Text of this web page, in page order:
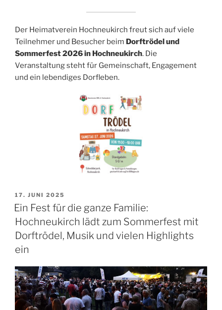
Der Heimatverein Hochneukirch freut sich auf viele
Teilnehmer und Besucher beim Dorftrödel und
Sommerfest 2026 in Hochneukirch. Die
Veranstaltung steht für Gemeinschaft, Engagement
und ein lebendiges Dorfleben.
VERÖFFENTLICHT
AM
17. JUNI 2025
Ein Fest für die ganze Familie:
Hochneukirch lädt zum Sommerfest mit
Dorftrödel, Musik und vielen Highlights
ein